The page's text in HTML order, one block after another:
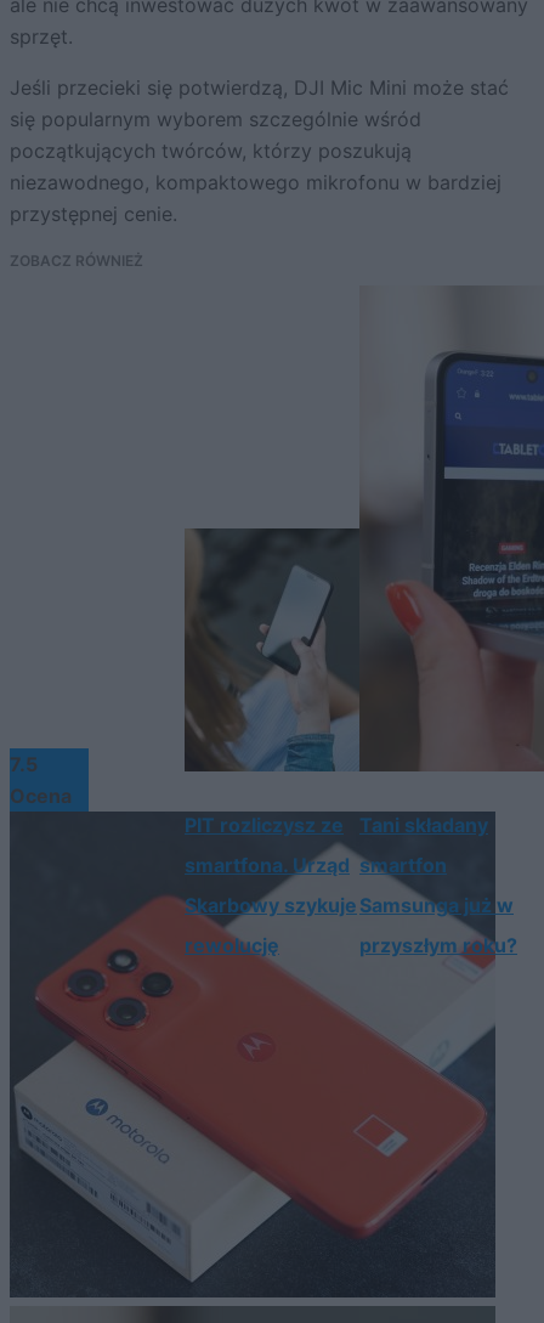
ale nie chcą inwestować dużych kwot w zaawansowany
sprzęt.
Jeśli przecieki się potwierdzą, DJI Mic Mini może stać
się popularnym wyborem szczególnie wśród
początkujących twórców, którzy poszukują
niezawodnego, kompaktowego mikrofonu w bardziej
przystępnej cenie.
ZOBACZ RÓWNIEŻ
7.5
Ocena
PIT rozliczysz ze
smartfona. Urząd
Skarbowy szykuje
rewolucję
Tani składany
smartfon
Samsunga już w
przyszłym roku?